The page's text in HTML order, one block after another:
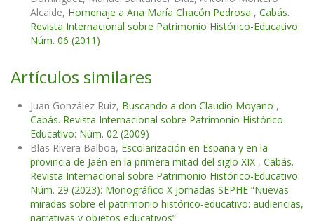
Alcaide, Homenaje a Ana María Chacón Pedrosa , Cabás.
Revista Internacional sobre Patrimonio Histórico-Educativo:
Núm. 06 (2011)
Artículos similares
Juan González Ruiz, Buscando a don Claudio Moyano ,
Cabás. Revista Internacional sobre Patrimonio Histórico-
Educativo: Núm. 02 (2009)
Blas Rivera Balboa, Escolarización en España y en la
provincia de Jaén en la primera mitad del siglo XIX , Cabás.
Revista Internacional sobre Patrimonio Histórico-Educativo:
Núm. 29 (2023): Monográfico X Jornadas SEPHE “Nuevas
miradas sobre el patrimonio histórico-educativo: audiencias,
narrativas y objetos educativos”